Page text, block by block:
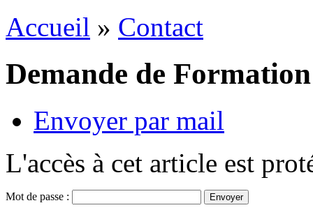
Accueil » Contact
Demande de Formation
Envoyer par mail
L'accès à cet article est
Mot de passe :